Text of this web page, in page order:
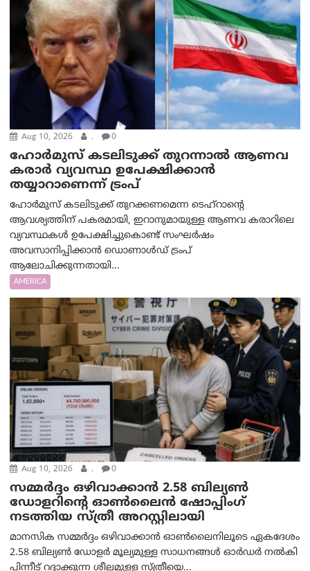
Aug 10, 2026 . 0
ഹോർമുസ് കടലിടുക്ക് തുറന്നാൽ ആണവ
കരാർ വ്യവസ്ഥ ഉപേക്ഷിക്കാൻ
തയ്യാറാണെന്ന് ട്രം‌പ്
ഹോർമുസ് കടലിടുക്ക് തുറക്കണമെന്ന ടെഹ്‌റാന്റെ
ആവശ്യത്തിന് പകരമായി, ഇറാനുമായുള്ള ആണവ കരാറിലെ
വ്യവസ്ഥകൾ ഉപേക്ഷിച്ചുകൊണ്ട് സംഘർഷം
അവസാനിപ്പിക്കാൻ ഡൊണാൾഡ് ട്രംപ്
ആലോചിക്കുന്നതായി...
AMERICA
Aug 10, 2026 . 0
സമ്മര്‍ദ്ദം ഒഴിവാക്കാന്‍ 2.58 ബില്യൺ
ഡോളറിന്റെ ഓണ്‍ലൈന്‍ ഷോപ്പിംഗ്
നടത്തിയ സ്ത്രീ അറസ്റ്റിലായി
മാനസിക സമ്മര്‍ദ്ദം ഒഴിവാക്കാന്‍ ഓണ്‍ലൈനിലൂടെ ഏകദേശം
2.58 ബില്യൺ ഡോളർ മൂല്യമുള്ള സാധനങ്ങള്‍ ഓര്‍ഡര്‍ നല്‍കി
പിന്നീട് റദ്ദാക്കുന്ന ശീലമുള്ള സ്ത്രീയെ...